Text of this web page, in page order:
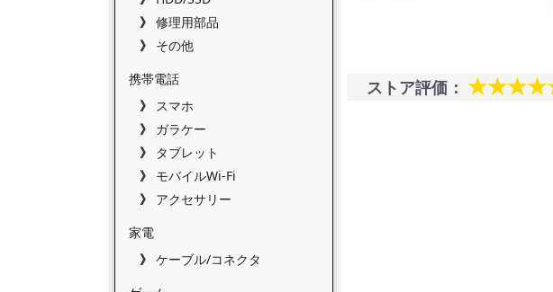
修理用部品
その他
携帯電話
スマホ
ガラケー
タブレット
モバイルWi-Fi
アクセサリー
家電
ケーブル/コネクタ
ストア評価：